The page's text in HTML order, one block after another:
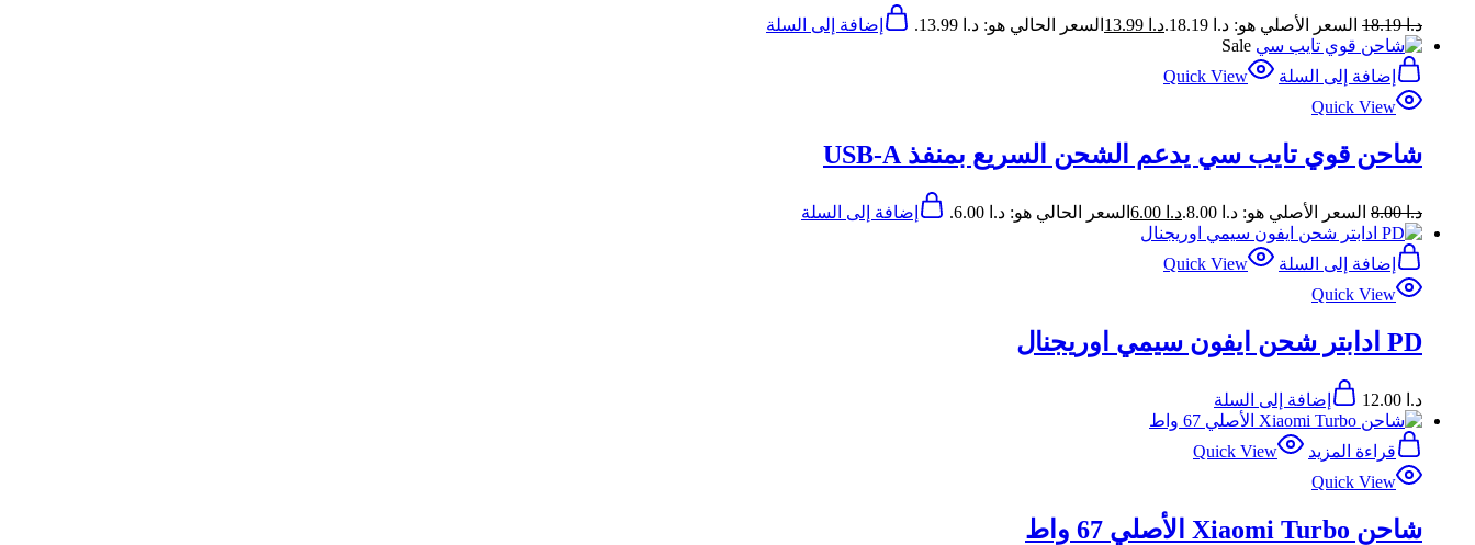
د.ا18.19 السعر الأصلي هو: د.ا 18.19. د.ا السعر الحالي هو: د.ا 13.99.
إضافة إلى السلة
Sale
إضافة إلى السلة
Quick View
Quick View
شاحن قوي تايب سي يدعم الشحن السريع بمنفذ USB-A
د.ا8.00 السعر الأصلي هو: د.ا 8.00. د.ا السعر الحالي هو: د.ا 6.00. إضافة إلى السلة
إضافة إلى السلة
Quick View
Quick View
PD ادابتر شحن ايفون سيمي اوريجنال
د.ا إضافة إلى السلة
قراءة المزيد
Quick View
Quick View
شاحن Xiaomi Turbo الأصلي 67 واط